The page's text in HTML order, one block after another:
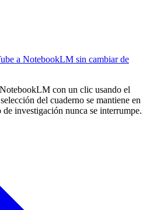
a NotebookLM sin cambiar de
con un clic usando el
del cuaderno se mantiene en
de investigación nunca se interrumpe.